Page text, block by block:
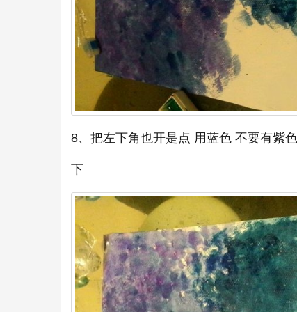
8、把左下角也开是点 用蓝色 不要有紫
下